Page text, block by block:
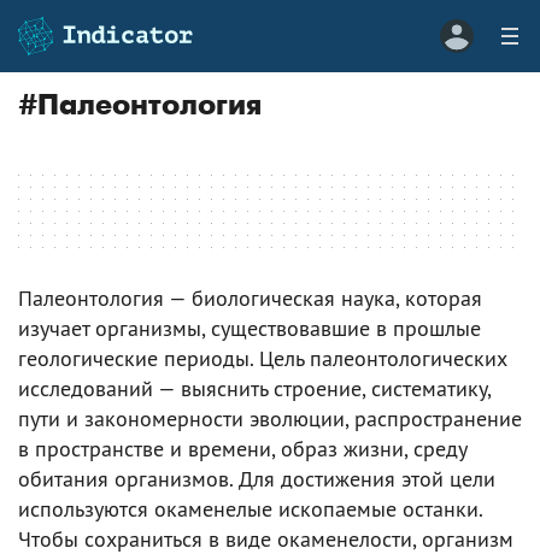
#Палеонтология
Палеонтология — биологическая наука, которая
изучает организмы, существовавшие в прошлые
геологические периоды. Цель палеонтологических
исследований — выяснить строение, систематику,
пути и закономерности эволюции, распространение
в пространстве и времени, образ жизни, среду
обитания организмов. Для достижения этой цели
используются окаменелые ископаемые останки.
Чтобы сохраниться в виде окаменелости, организм